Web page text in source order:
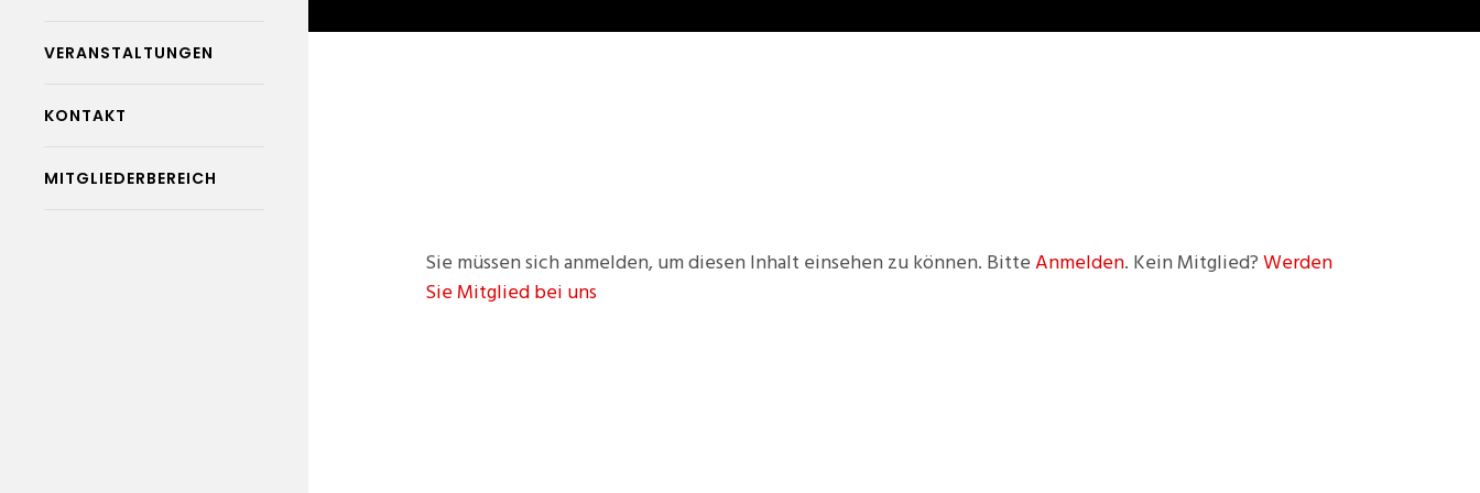
VERANSTALTUNGEN
KONTAKT
MITGLIEDERBEREICH
Sie müssen sich anmelden, um diesen Inhalt einsehen zu können. BitteAnmelden. Kein Mitglied?Werden
Sie Mitglied bei uns